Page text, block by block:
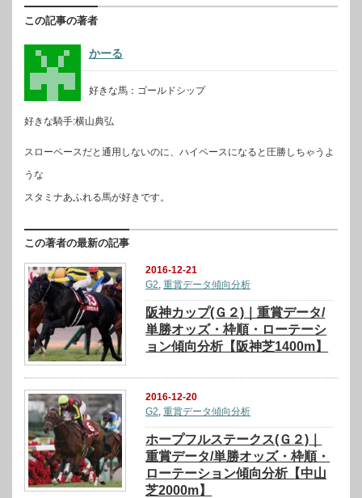
この記事の著者
かーる
好きな馬：ゴールドシップ
好きな騎手:横山典弘
スローペースだと通用しないのに、ハイペースになると圧勝しちゃうよ
うな
スタミナあふれる馬が好きです。
この著者の最新の記事
2016-12-21
G2,重賞データ傾向分析
阪神カップ(Ｇ２)｜重賞データ/
単勝オッズ・枠順・ローテーシ
ョン傾向分析【阪神芝1400m】
2016-12-20
G2 ,重賞データ傾向分析
ホープフルステークス(Ｇ２)｜
重賞データ/単勝オッズ・枠順・
ローテーション傾向分析【中山
芝2000m】